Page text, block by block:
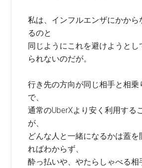
私は、インフルエンザにかから
るのと
同じようにこれを避けようとし
られないのだが。
行き先の方向が同じ相手と相乗
で、
通常のUberXより安く利用する
が、
どんな人と一緒になるかは蓋を
ればわからず、
酔っ払いや、やたらしゃべる相